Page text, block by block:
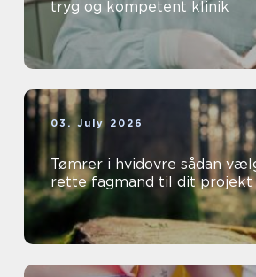
tryg og kompetent klinik
03. July 2026
Tømrer i hvidovre sådan vælger du den
rette fagmand til dit projekt